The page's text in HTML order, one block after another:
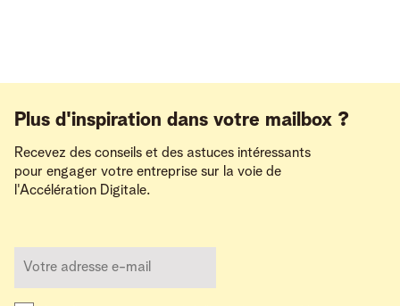
Plus d'inspiration dans votre mailbox ?
Recevez des conseils et des astuces intéressants
pour engager votre entreprise sur la voie de
l'Accélération Digitale.